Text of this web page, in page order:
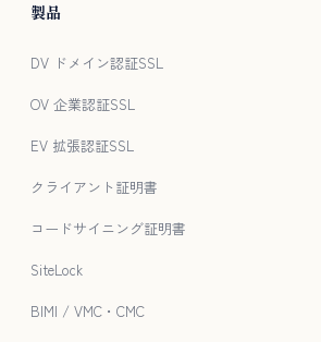
製品
DV ドメイン認証SSL
OV 企業認証SSL
EV 拡張認証SSL
クライアント証明書
コードサイニング証明書
SiteLock
BIMI / VMC・CMC